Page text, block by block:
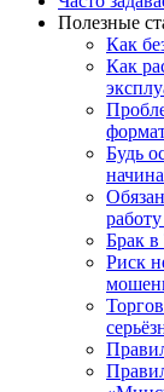
Полезные
Как
Как
Будь
Брак
Риск